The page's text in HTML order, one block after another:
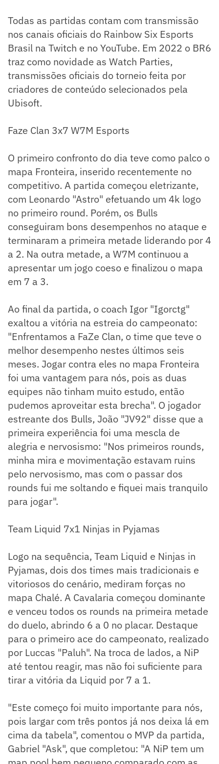
Todas as partidas contam com transmissão
nos canais oficiais do Rainbow Six Esports
Brasil na Twitch e no YouTube. Em 2022 o BR6
traz como novidade as Watch Parties,
transmissões oficiais do torneio feita por
criadores de conteúdo selecionados pela
Ubisoft.
Faze Clan 3x7 W7M Esports
O primeiro confronto do dia teve como palco o
mapa Fronteira, inserido recentemente no
competitivo. A partida começou eletrizante,
com Leonardo "Astro" efetuando um 4k logo
no primeiro round. Porém, os Bulls
conseguiram bons desempenhos no ataque e
terminaram a primeira metade liderando por 4
a 2. Na outra metade, a W7M continuou a
apresentar um jogo coeso e finalizou o mapa
em 7 a 3.
Ao final da partida, o coach Igor "Igorctg"
exaltou a vitória na estreia do campeonato:
"Enfrentamos a FaZe Clan, o time que teve o
melhor desempenho nestes últimos seis
meses. Jogar contra eles no mapa Fronteira
foi uma vantagem para nós, pois as duas
equipes não tinham muito estudo, então
pudemos aproveitar esta brecha". O jogador
estreante dos Bulls, João "JV92" disse que a
primeira experiência foi uma mescla de
alegria e nervosismo: "Nos primeiros rounds,
minha mira e movimentação estavam ruins
pelo nervosismo, mas com o passar dos
rounds fui me soltando e fiquei mais tranquilo
para jogar".
Team Liquid 7x1 Ninjas in Pyjamas
Logo na sequência, Team Liquid e Ninjas in
Pyjamas, dois dos times mais tradicionais e
vitoriosos do cenário, mediram forças no
mapa Chalé. A Cavalaria começou dominante
e venceu todos os rounds na primeira metade
do duelo, abrindo 6 a 0 no placar. Destaque
para o primeiro ace do campeonato, realizado
por Luccas "Paluh". Na troca de lados, a NiP
até tentou reagir, mas não foi suficiente para
tirar a vitória da Liquid por 7 a 1.
"Este começo foi muito importante para nós,
pois largar com três pontos já nos deixa lá em
cima da tabela", comentou o MVP da partida,
Gabriel "Ask", que completou: "A NiP tem um